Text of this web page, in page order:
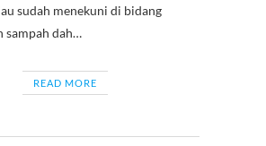
sudah menekuni di bidang
sampah dah…
READ MORE